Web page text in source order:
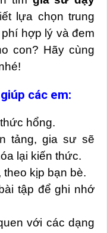
lựa chọn trung
hợp lý và đem
con? Hãy cùng
các em:
hổng.
tảng, gia sư sẽ
lại kiến thức.
kịp bạn bè.
tập để ghi nhớ
với các dạng